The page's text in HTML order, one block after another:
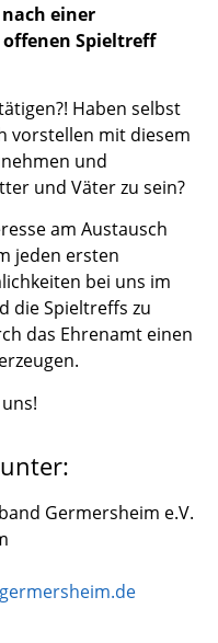
einer
Spieltreff
Haben selbst
vorstellen mit diesem
und
und Väter zu sein?
am Austausch
jeden ersten
bei uns im
die Spieltreffs zu
das Ehrenamt einen
Germersheim e.V.